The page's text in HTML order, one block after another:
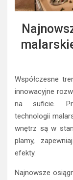
Współczesne
innowacyjne
na suficie.
technologii
wnętrz są w
plamy,
efekty.
Najnowsze